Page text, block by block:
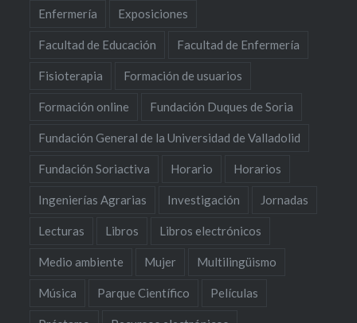
Enfermería Exposiciones
Facultad de Educación Facultad de Enfermería
Fisioterapia Formación de usuarios
Formación online Fundación Duques de Soria
Fundación General de la Universidad de Valladolid
Fundación Soriactiva Horario Horarios
Ingenierías Agrarias Investigación Jornadas
Lecturas Libros Libros electrónicos
Medio ambiente Mujer Multilingüismo
Música Parque Científico Películas